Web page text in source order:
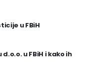
u FBiH
u FBiH i kako ih